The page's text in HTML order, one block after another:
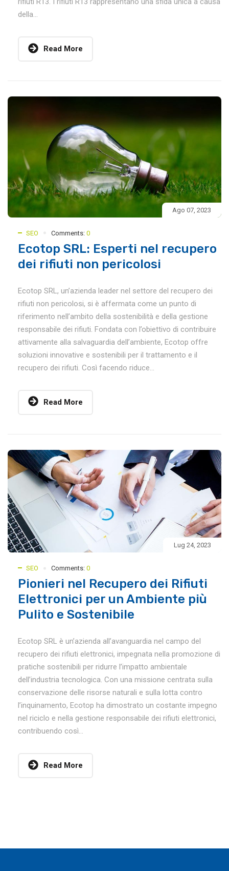
della...
Read More
Ago 07, 2023
SEO Comments: 0
Ecotop SRL: Esperti nel recupero
dei rifiuti non pericolosi
Ecotop SRL, un’azienda leader nel settore del recupero dei
rifiuti non pericolosi, si è affermata come un punto di
riferimento nell’ambito della sostenibilità e della gestione
responsabile dei rifiuti. Fondata con l’obiettivo di contribuire
attivamente alla salvaguardia dell’ambiente, Ecotop offre
soluzioni innovative e sostenibili per il trattamento e il
recupero dei rifiuti. Così facendo riduce...
Read More
Lug 24, 2023
SEO Comments: 0
Pionieri nel Recupero dei Rifiuti
Elettronici per un Ambiente più
Pulito e Sostenibile
Ecotop SRL è un’azienda all’avanguardia nel campo del
recupero dei rifiuti elettronici, impegnata nella promozione di
pratiche sostenibili per ridurre l’impatto ambientale
dell’industria tecnologica. Con una missione centrata sulla
conservazione delle risorse naturali e sulla lotta contro
l’inquinamento, Ecotop ha dimostrato un costante impegno
nel riciclo e nella gestione responsabile dei rifiuti elettronici,
contribuendo così...
Read More